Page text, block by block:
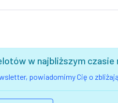
w najbliższym czasie
powiadomimy Cię o